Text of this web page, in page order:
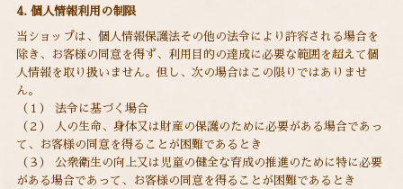
4. 個人情報利用の制限
当ショップは、個人情報保護法その他の法令により許容される場合を
除き、お客様の同意を得ず、利用目的の達成に必要な範囲を超えて個
人情報を取り扱いません。但し、次の場合はこの限りではありませ
ん。
（１） 法令に基づく場合
（２） 人の生命、身体又は財産の保護のために必要がある場合であっ
て、お客様の同意を得ることが困難であるとき
（３） 公衆衛生の向上又は児童の健全な育成の推進のために特に必要
がある場合であって、お客様の同意を得ることが困難であるとき